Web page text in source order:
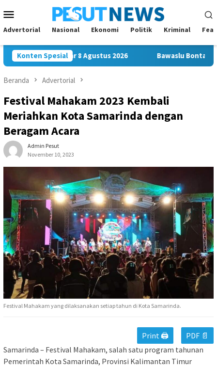
ke
kontenMobile
Advertorial Nasional Ekonomi Politik Kriminal
Konten Spesial
Siap Digelar 8 Agustus 2026 Bawaslu Bontang dan
Beranda Advertorial
Festival Mahakam 2023 Kembali
Meriahkan Kota Samarinda dengan
Beragam Acara
Admin Pesut
November 10, 2023
Festival Mahakam yang dilaksanakan setiap tahun di Kota Samarinda.
Print 🖨
PDF 📄
Samarinda – Festival Mahakam, salah satu program tahunan
Pemerintah Kota Samarinda, Provinsi Kalimantan Timur